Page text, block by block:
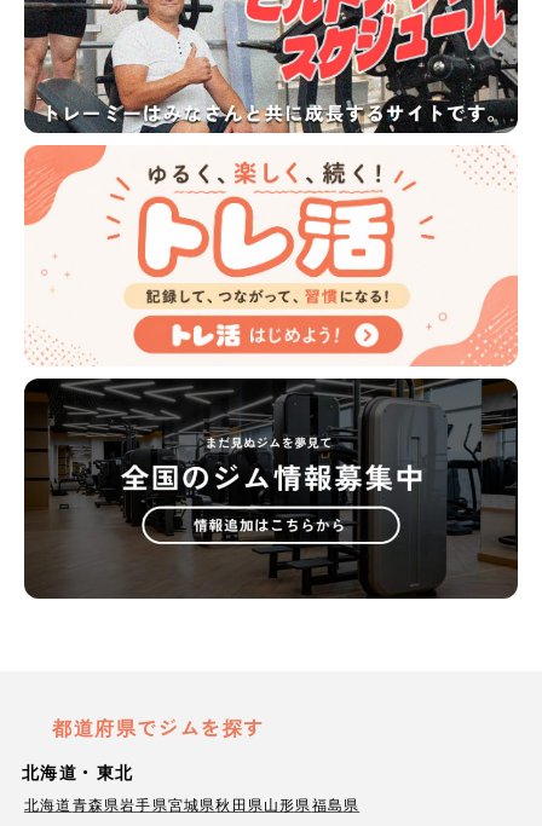
都道府県でジムを探す
北海道・東北
北海道青森県岩手県宮城県秋田県山形県福島県